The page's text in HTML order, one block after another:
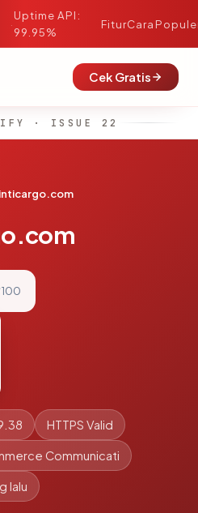
·
Uptime API:
99.95%
FiturCara
Cek Gratis
· ISSUE 22
100
HTTPS Valid
Communicati
lalu